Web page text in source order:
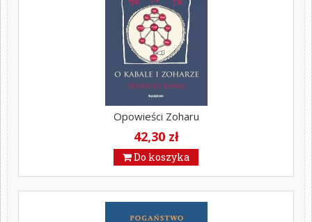
Opowieści Zoharu
42,30 zł
Do koszyka